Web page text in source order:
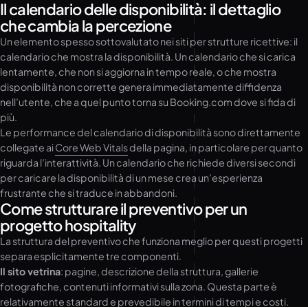
Il calendario delle disponibilità: il dettaglio
che cambia la percezione
Un elemento spesso sottovalutato nei siti per strutture ricettive: il
calendario che mostra la disponibilità. Un calendario che si carica
lentamente, che non si aggiorna in tempo reale, o che mostra
disponibilità non corrette genera immediatamente diffidenza
nell’utente, che a quel punto torna su Booking.com dove si fida di
più.
Le performance del calendario di disponibilità sono direttamente
collegate aiCore Web Vitalsdella pagina, in particolare per quanto
riguarda l’interattività. Un calendario che richiede diversi secondi
per caricare la disponibilità di un mese crea un’esperienza
frustrante che si traduce in abbandoni.
Come strutturare il preventivo per un
progetto hospitality
La struttura del preventivo che funziona meglio per questi progetti
separa esplicitamente tre componenti.
Il sito vetrina: pagine, descrizione della struttura, gallerie
fotografiche, contenuti informativi sulla zona. Questa parte è
relativamente standard e prevedibile in termini di tempi e costi.